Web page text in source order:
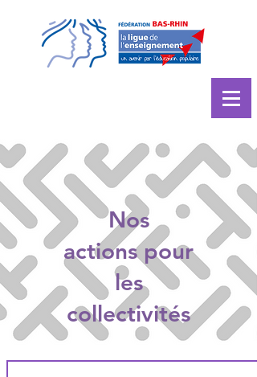
Nos
actionspour
les
collectivités